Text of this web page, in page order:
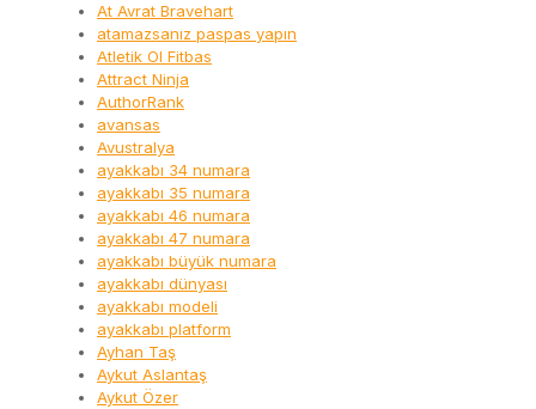
At Avrat Bravehart
atamazsanız paspas yapın
Atletik Ol Fitbas
Attract Ninja
AuthorRank
avansas
Avustralya
ayakkabı 34 numara
ayakkabı 35 numara
ayakkabı 46 numara
ayakkabı 47 numara
ayakkabı büyük numara
ayakkabı dünyası
ayakkabı modeli
ayakkabı platform
Ayhan Taş
Aykut Aslantaş
Aykut Özer